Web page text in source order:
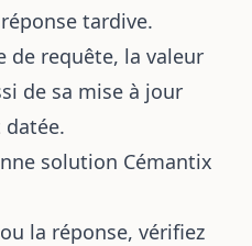
tardive.
de requête, la valeur
de sa mise à jour
solution Cémantix
la réponse, vérifiez